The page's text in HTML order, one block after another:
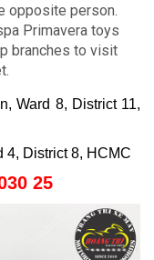
opposite person.
Primavera toys
branches to visit
Ward 8, District 11,
4, District 8, HCMC
25